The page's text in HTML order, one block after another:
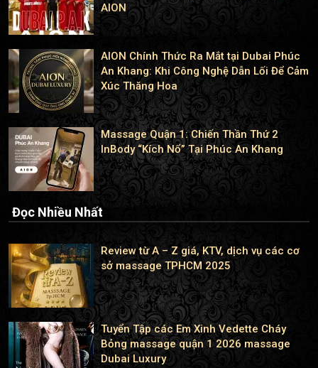
AION
AION Chính Thức Ra Mắt tại Dubai Phúc
An Khang: Khi Công Nghệ Dẫn Lối Để Cảm
Xúc Thăng Hoa
Massage Quận 1: Chiến Thần Thứ 2
InBody “Kích Nổ” Tại Phúc An Khang
Đọc Nhiều Nhất
Review từ A – Z giá, KTV, dịch vụ các cơ
sở massage TPHCM 2025
Tuyển Tập các Em Xinh Vedette Cháy
Bỏng massage quận 1 2026 massage
Dubai Luxury